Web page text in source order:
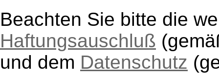
Beachten Sie bitte die
Haftungsauschluß
und dem Datenschutz